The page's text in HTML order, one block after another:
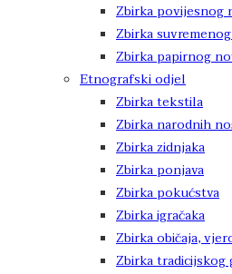
Zbirka povijesnog
Zbirka
Zbirka papirnog
Etnografski odjel
Zbirka tekstila
Zbirka narodnih
Zbirka zidnjaka
Zbirka ponjava
Zbirka pokućstva
Zbirka igračaka
Zbirka običaja,
Zbirka tradicijskog